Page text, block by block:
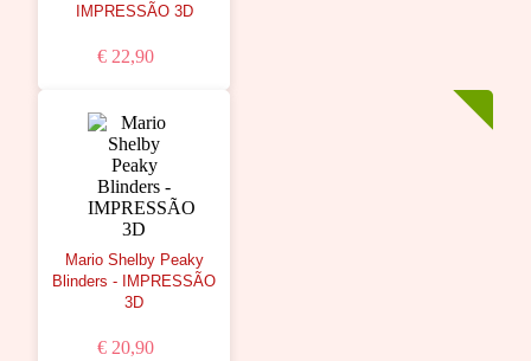
IMPRESSÃO 3D
€ 22,90
Mario Shelby Peaky
Blinders - IMPRESSÃO
3D
€ 20,90